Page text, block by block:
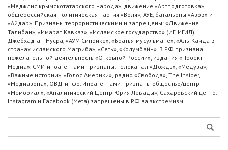
«Меджлис крымскотатарского народа», движение «Артподготовка»,
общероссийская политическая партия «Воля», АУЕ, батальоны «Азов» и
«Айдар». Признаны террористическими и запрещены: «Движение
Талибан», «Имарат Кавказ», «Исламское государство» (ИГ, ИГИЛ),
Джебхад-ан-Нусра, «АУМ Синрике», «Братья-мусульмане», «Аль-Каида в
странах исламского Магриба», «Сеть», «Колумбайн». В РФ признана
нежелательной деятельность «Открытой России», издания «Проект
Медиа». СМИ-иноагентами признаны: телеканал «Дождь», «Медуза»,
«Важные истории», «Голос Америки», радио «Свобода», The Insider,
«Медиазона», ОВД-инфо. Иноагентами признаны общество/центр
«Мемориал», «Аналитический Центр Юрия Левады», Сахаровский центр.
Instagram и Facebook (Metа) запрещены в РФ за экстремизм.